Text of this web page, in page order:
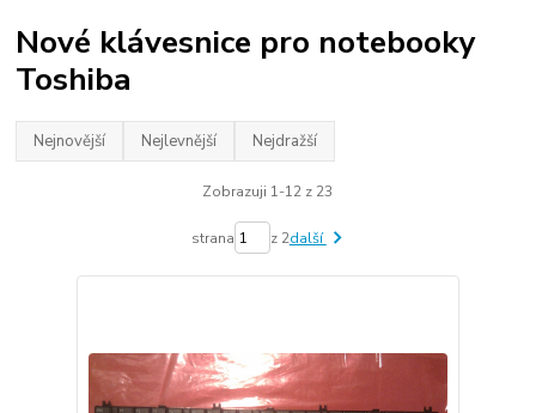
Nové klávesnice pro notebooky
Toshiba
Nejnovější Nejlevnější Nejdražší
Zobrazuji 1-12 z 23
strana z 2další